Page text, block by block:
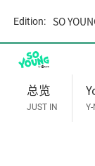
i
Edition: SO
总览
JUST IN Y-